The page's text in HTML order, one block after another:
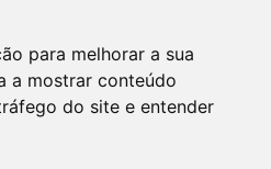
para melhorar a sua
a mostrar conteúdo
do site e entender